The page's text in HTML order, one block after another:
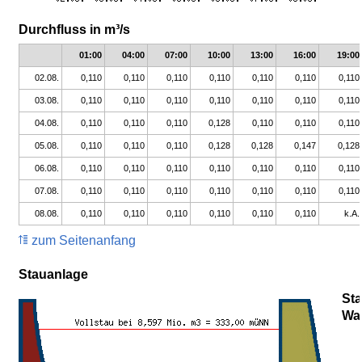
Durchfluss in m³/s
01:00 04:00 07:00 10:00 13:00 16:00 19:00
02.08. 0,110 0,110 0,110 0,110 0,110 0,110 0,110
03.08. 0,110 0,110 0,110 0,110 0,110 0,110 0,110
04.08. 0,110 0,110 0,110 0,128 0,110 0,110 0,110
05.08. 0,110 0,110 0,110 0,128 0,128 0,147 0,128
06.08. 0,110 0,110 0,110 0,110 0,110 0,110 0,110
07.08. 0,110 0,110 0,110 0,110 0,110 0,110 0,110
08.08. 0,110 0,110 0,110 0,110 0,110 0,110 k.A.
zum Seitenanfang
Stauanlage